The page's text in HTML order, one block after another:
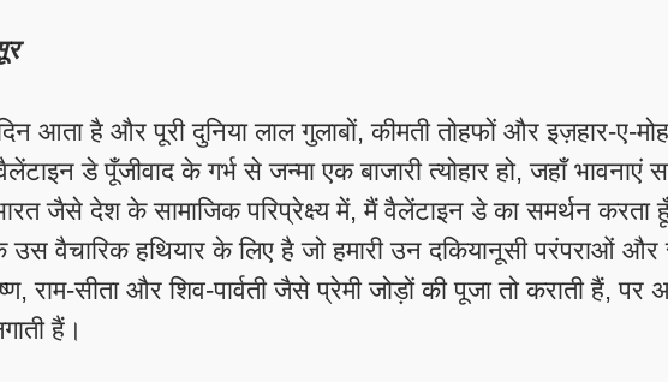
आता है और पूरी दुनिया लाल गुलाबों, कीमती तोहफों और इज़हार-ए-
डे पूँजीवाद के गर्भ से जन्मा एक बाजारी त्योहार हो, जहाँ
जैसे देश के सामाजिक परिप्रेक्ष्य में, मैं वैलेंटाइन डे का समर्थन करता
उस वैचारिक हथियार के लिए है जो हमारी उन दकियानूसी परंपराओं
राम-सीता और शिव-पार्वती जैसे प्रेमी जोड़ों की पूजा तो कराती हैं,
हैं।